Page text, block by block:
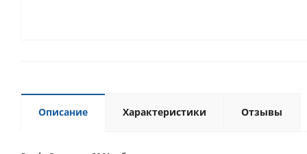
Описание Характеристики Отзывы